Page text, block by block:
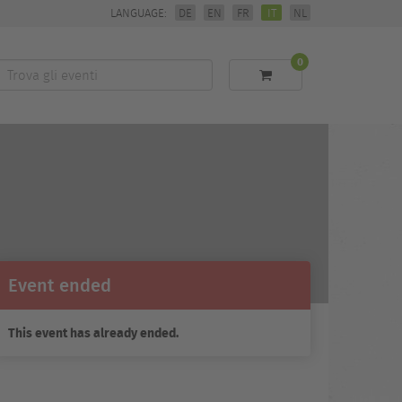
LANGUAGE: DE EN FR IT NL
0
Event ended
This event has already ended.